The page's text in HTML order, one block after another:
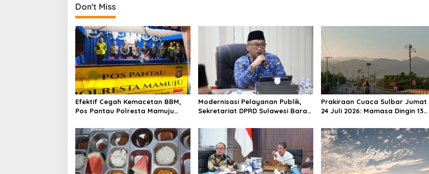
t
n
a
v
i
g
a
t
i
o
n
Don't Miss
Efektif Cegah Kemacetan BBM,
Pos Pantau Polresta Mamuju
Modernisasi Pelayanan Publik,
Sekretariat DPRD Sulawesi Barat
Prakiraan Cuaca Sulbar Jumat
24 Juli 2026: Mamasa Dingin 13